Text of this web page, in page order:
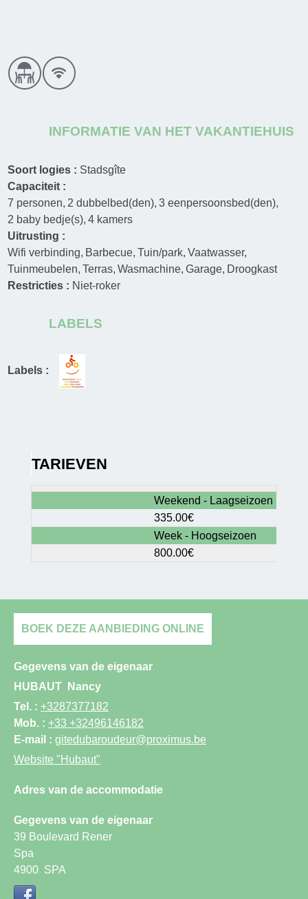
INFORMATIE VAN HET VAKANTIEHUIS
Soort logies : Stadsgîte
Capaciteit :
7 personen 2 dubbelbed(den) 3 eenpersoonsbed(den)
2 baby bedje(s) 4 kamers
Uitrusting :
Wifi verbinding Barbecue Tuin/park Vaatwasser
Tuinmeubelen Terras Wasmachine Garage Droogkast
Restricties : Niet-roker
LABELS
Labels :
TARIEVEN
Weekend - Laagseizoen
335.00€
Week - Hoogseizoen
800.00€
BOEK DEZE AANBIEDING ONLINE
Gegevens van de eigenaar
HUBAUT
Nancy
Tel. : +3287377182
Mob. : +33 +32496146182
E-mail : gitedubaroudeur@proximus.be
Website "Hubaut"
Adres van de accommodatie
Gegevens van de eigenaar
39 Boulevard Rener
Spa
4900 SPA